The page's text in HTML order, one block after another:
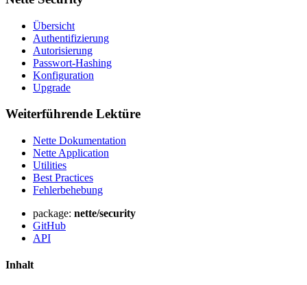
Übersicht
Authentifizierung
Autorisierung
Passwort-Hashing
Konfiguration
Upgrade
Weiterführende Lektüre
Nette Dokumentation
Nette Application
Utilities
Best Practices
Fehlerbehebung
package: nette/security
GitHub
API
Inhalt